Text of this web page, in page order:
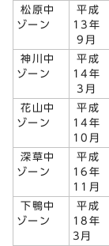
松原中
ゾーン
平成
13年
9月
神川中
ゾーン
平成
14年
3月
花山中
ゾーン
平成
14年
10月
深草中
ゾーン
平成
16年
11月
下鴨中
ゾーン
平成
18年
3月